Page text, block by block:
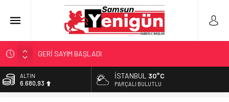
GERİ SAYIM BAŞLADI
SAMSUNSPOR’DA HEDEF 5’İNCİLİK!
‘BAFRA’YA YATIRIM YAPIN!’
ALTIN
6.680,93
İSTANBUL 30°C
PARÇALI BULUTLU